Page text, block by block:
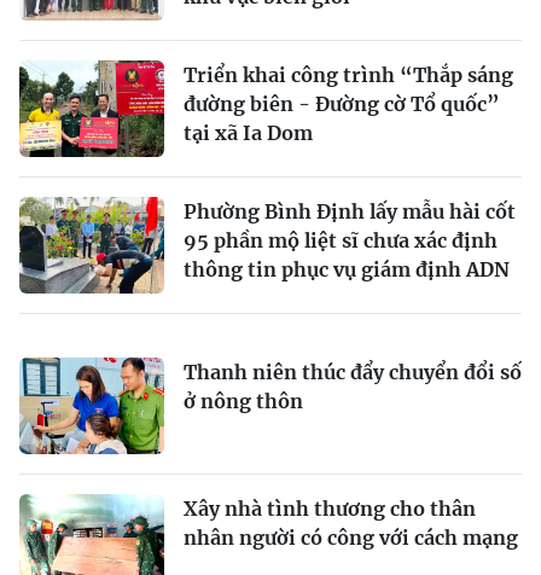
Triển khai công trình “Thắp sáng
đường biên - Đường cờ Tổ quốc”
tại xã Ia Dom
Phường Bình Định lấy mẫu hài cốt
95 phần mộ liệt sĩ chưa xác định
thông tin phục vụ giám định ADN
Thanh niên thúc đẩy chuyển đổi số
ở nông thôn
Xây nhà tình thương cho thân
nhân người có công với cách mạng